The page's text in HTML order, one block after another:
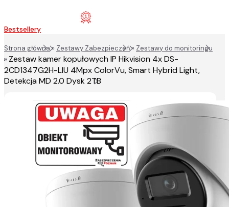
Bestsellery
Strona główna» Zestawy Zabezpieczeń» Zestawy do monitoringu
» Zestaw kamer kopułowych IP Hikvision 4x DS-
2CD1347G2H-LIU 4Mpx ColorVu, Smart Hybrid Light,
Detekcja MD 2.0 Dysk 2TB